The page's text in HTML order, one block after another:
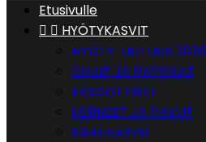
Etusivulle
  HYÖTYKASVIT
HYÖTY-UUTUUS 2026
CHILIT JA PAPRIKAT
EKSOOTTISET
HERNEET JA PAVUT
KAALIKASVIT